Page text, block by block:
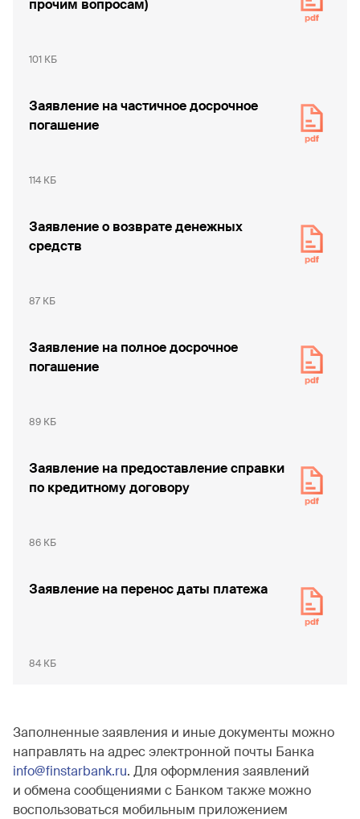
прочим вопросам)
101 КБ
Заявление на частичное досрочное
погашение
114 КБ
Заявление о возврате денежных
средств
87 КБ
Заявление на полное досрочное
погашение
89 КБ
Заявление на предоставление справки
по кредитному договору
86 КБ
Заявление на перенос даты платежа
84 КБ
Заполненные заявления и иные документы можно
направлять на адрес электронной почты Банка
info@finstarbank.ru. Для оформления заявлений
и обмена сообщениями с Банком также можно
воспользоваться мобильным приложением